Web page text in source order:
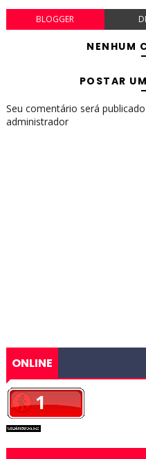
BLOGGER
NENHUM
POSTAR
Seu comentário será
administrador
ONLINE